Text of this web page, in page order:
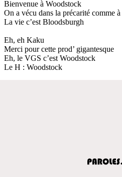
Bienvenue à Woodstock
On a vécu dans la précarité comme
La vie c’est Bloodsburgh
Eh, eh Kaku
Merci pour cette prod’ gigantesque
Eh, le VGS c’est Woodstock
Le H : Woodstock